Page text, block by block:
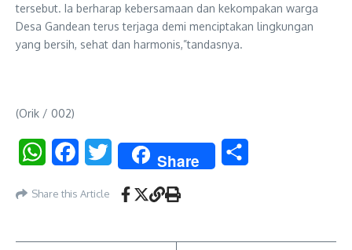
tersebut. Ia berharap kebersamaan dan kekompakan warga
Desa Gandean terus terjaga demi menciptakan lingkungan
yang bersih, sehat dan harmonis,”tandasnya.
(Orik / 002)
WhatsAppFacebookTwitter Share
Share this Article